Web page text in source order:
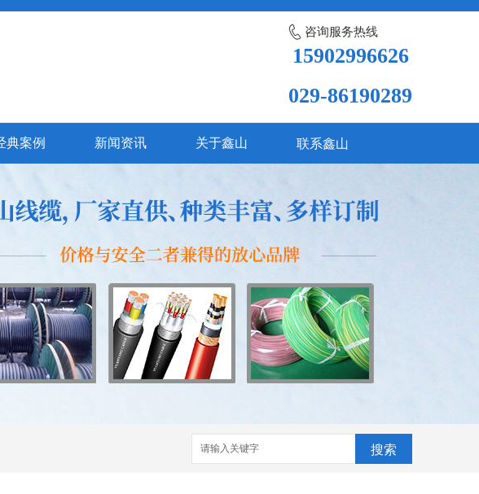
咨询服务热线
15902996626
029-86190289
典案例 新闻资讯 关于鑫山 联系鑫山
搜索